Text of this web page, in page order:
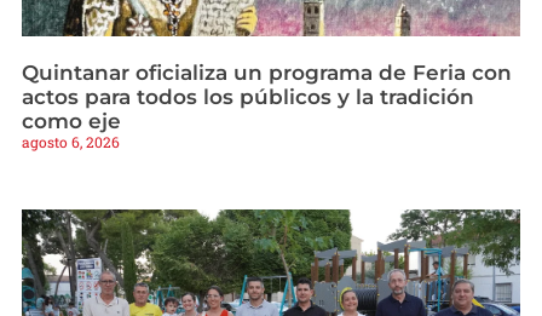
Quintanar oficializa un programa de Feria con
actos para todos los públicos y la tradición
como eje
agosto 6, 2026